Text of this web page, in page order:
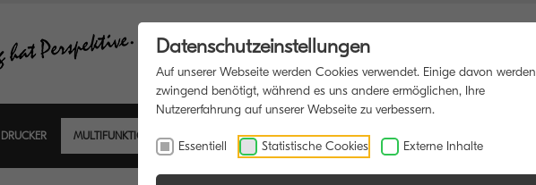
DRUCKER MULTIFUNKTIONSDRUCKER SOFTWARE BLOG
Datenschutzeinstellungen
Auf unserer Webseite werden Cookies verwendet. Einige davon werden
zwingend benötigt, während es uns andere ermöglichen, Ihre
Nutzererfahrung auf unserer Webseite zu verbessern.
Essentiell Statistische Cookies Externe Inhalte